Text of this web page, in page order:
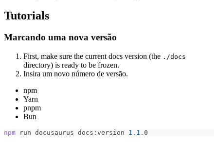
Tutorials
Marcando uma nova versão
First, make sure the current docs version (the ./docs
directory) is ready to be frozen.
Insira um novo número de versão.
npm
Yarn
pnpm
Bun
npm run docusaurus docs:version 1.1 .0